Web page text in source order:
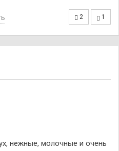
2 1
нежные, молочные и очень